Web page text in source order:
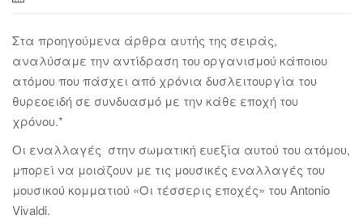
Στα προηγούμενα άρθρα αυτής της σειράς,
αναλύσαμε την αντίδραση του οργανισμού κάποιου
ατόμου που πάσχει από χρόνια δυσλειτουργία του
θυρεοειδή σε συνδυασμό με την κάθε εποχή του
χρόνου.*
Οι εναλλαγές στην σωματική ευεξία αυτού του ατόμου,
μπορεί να μοιάζουν με τις μουσικές εναλλαγές του
μουσικού κομματιού «Οι τέσσερις εποχές» του Antonio
Vivaldi.